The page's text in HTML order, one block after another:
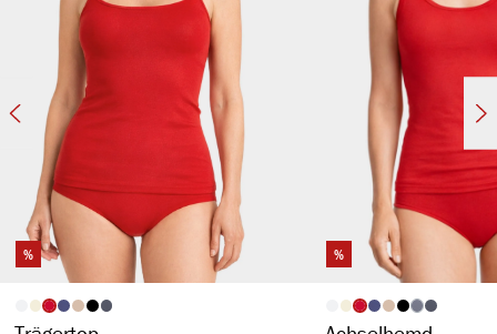
%
Artikelfarbeauswählen
%
Artikelfarbe(Diese Option